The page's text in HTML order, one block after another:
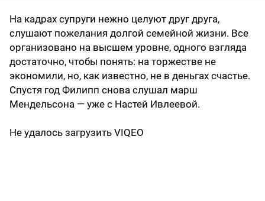
На кадрах супруги нежно целуют друг друга,
слушают пожелания долгой семейной жизни. Все
организовано на высшем уровне, одного взгляда
достаточно, чтобы понять: на торжестве не
экономили, но, как известно, не в деньгах счастье.
Спустя год Филипп снова слушал марш
Мендельсона — уже с Настей Ивлеевой.
Не удалось загрузить VIQEO